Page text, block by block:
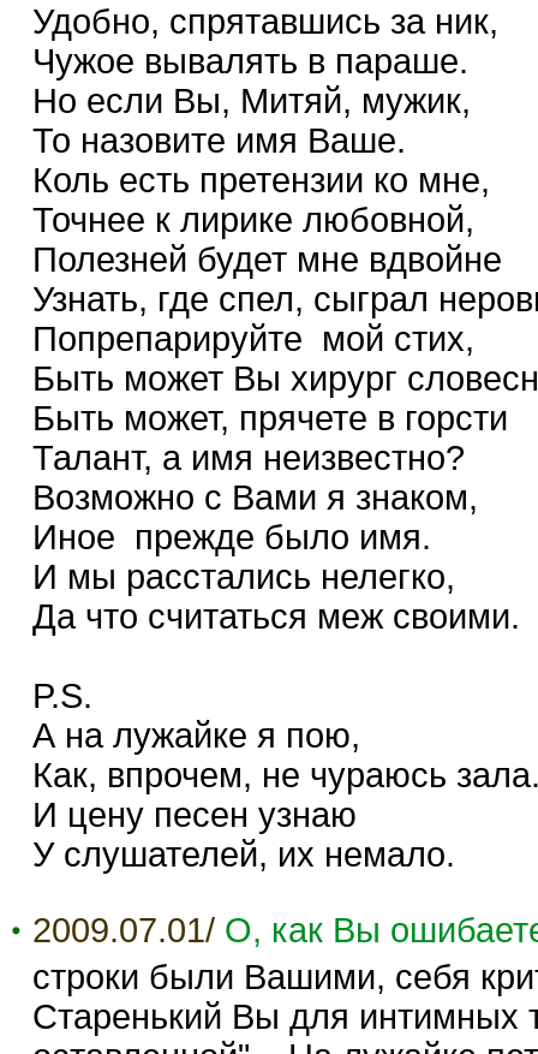
Удобно, спрятавшись за ник,
Чужое вывалять в параше.
Но если Вы, Митяй, мужик,
То назовите имя Ваше.
Коль есть претензии ко мне,
Точнее к лирике любовной,
Полезней будет мне вдвойне
Узнать, где спел, сыграл
Попрепарируйте мой стих,
Быть может Вы хирург
Быть может, прячете в горсти
Талант, а имя неизвестно?
Возможно с Вами я знаком,
Иное прежде было имя.
И мы расстались нелегко,
Да что считаться меж своими.
P.S.
А на лужайке я пою,
Как, впрочем, не чураюсь
И цену песен узнаю
У слушателей, их немало.
2009.07.01/ О, как Вы
строки были Вашими, себя
Старенький Вы для интимных